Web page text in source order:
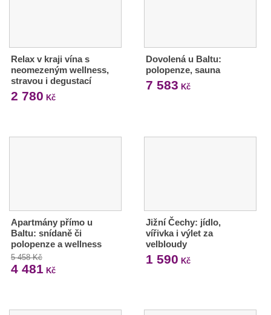
Relax v kraji vína s
neomezeným wellness,
stravou i degustací
2 780 Kč
Dovolená u Baltu:
polopenze, sauna
7 583 Kč
Apartmány přímo u
Baltu: snídaně či
polopenze a wellness
5 458 Kč
4 481 Kč
Jižní Čechy: jídlo,
vířivka i výlet za
velbloudy
1 590 Kč